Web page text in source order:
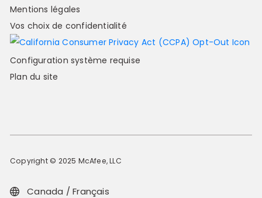
Mentions légales
Vos choix de confidentialité
Configuration système requise
Plan du site
Copyright © 2025 McAfee, LLC
Canada / Français